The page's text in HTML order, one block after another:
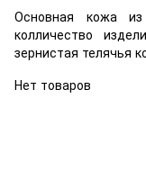
Основная кожа из
колличество
зернистая телячья
Нет товаров